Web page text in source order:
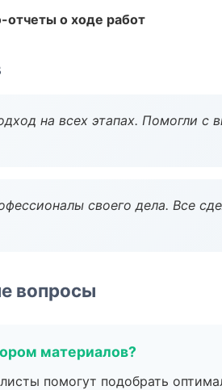
о ходе работ
на всех этапах. Помогли
своего дела. Все
вопросы
материалов?
помогут подобрать